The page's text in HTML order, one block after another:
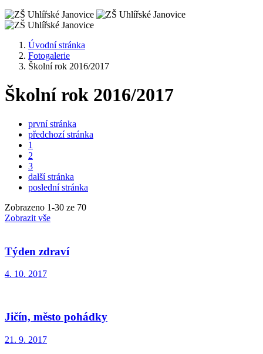
Úvodní stránka
Fotogalerie
Školní rok 2016/2017
Školní rok 2016/2017
první stránka
předchozí stránka
1
2
3
další stránka
poslední stránka
Zobrazeno 1-30 ze 70
Zobrazit vše
Týden zdraví
4. 10. 2017
Jičín, město pohádky
21. 9. 2017